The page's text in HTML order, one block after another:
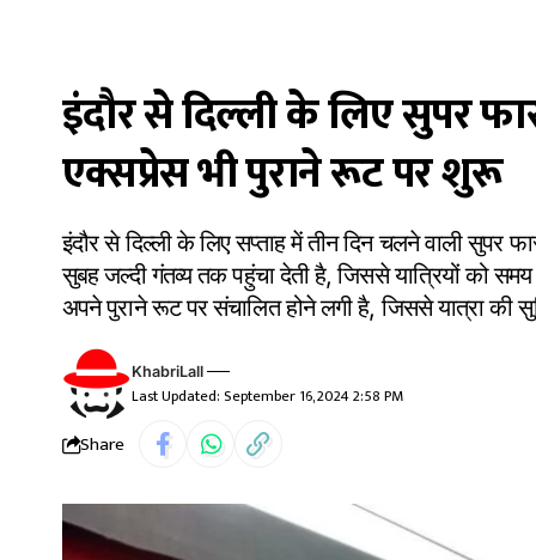
इंदौर से दिल्ली के लिए सुपर
एक्सप्रेस भी पुराने रूट पर शुरू
इंदौर से दिल्ली के लिए सप्ताह में तीन दिन चलने वाली
सुबह जल्दी गंतव्य तक पहुंचा देती है, जिससे यात्रियों को
अपने पुराने रूट पर संचालित होने लगी है, जिससे यात्रा की
Last Updated: September 16, 2024 2:58 PM
KhabriLall
Share